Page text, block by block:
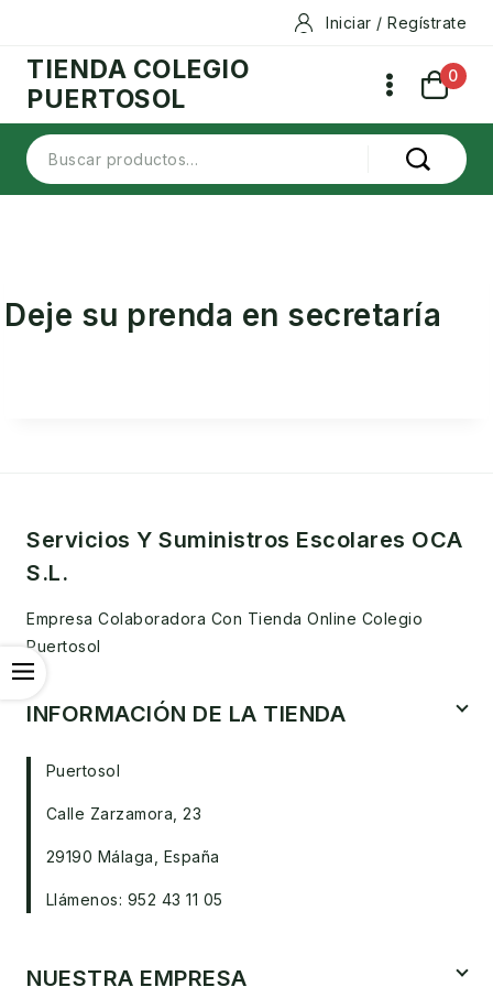
content
Iniciar / Regístrate
TIENDA COLEGIO
PUERTOSOL
0
Buscar
por:
OPEN
Deje su prenda en secretaría
Servicios Y Suministros Escolares OCA
S.L.
Empresa Colaboradora Con Tienda Online Colegio
Puertosol
INFORMACIÓN DE LA TIENDA
Puertosol
Calle Zarzamora, 23
29190 Málaga, España
Llámenos: 952 43 11 05
NUESTRA EMPRESA